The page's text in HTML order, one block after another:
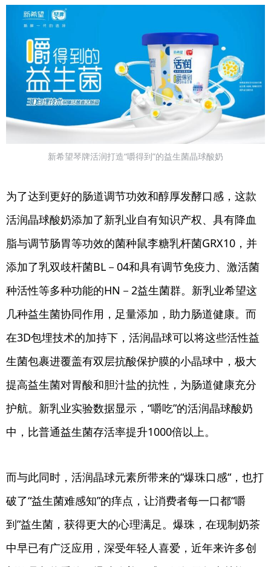
新希望琴牌活润打造“嚼得到”的益生菌晶球酸奶
为了达到更好的肠道调节功效和醇厚发酵口感，这款
活润晶球酸奶添加了新乳业自有知识产权、具有降血
脂与调节肠胃等功效的菌种鼠李糖乳杆菌GRX10，并
添加了乳双歧杆菌BL－04和具有调节免疫力、激活菌
种活性等多种功能的HN－2益生菌群。新乳业希望这
几种益生菌协同作用，足量添加，助力肠道健康。而
在3D包埋技术的加持下，活润晶球可以将这些活性益
生菌包裹进覆盖有双层抗酸保护膜的小晶球中，极大
提高益生菌对胃酸和胆汁盐的抗性，为肠道健康充分
护航。新乳业实验数据显示，“嚼吃”的活润晶球酸奶
中，比普通益生菌存活率提升1000倍以上。
而与此同时，活润晶球元素所带来的“爆珠口感“，也打
破了“益生菌难感知”的痒点，让消费者每一口都“嚼
到”益生菌，获得更大的心理满足。爆珠，在现制奶茶
中早已有广泛应用，深受年轻人喜爱，近年来许多创